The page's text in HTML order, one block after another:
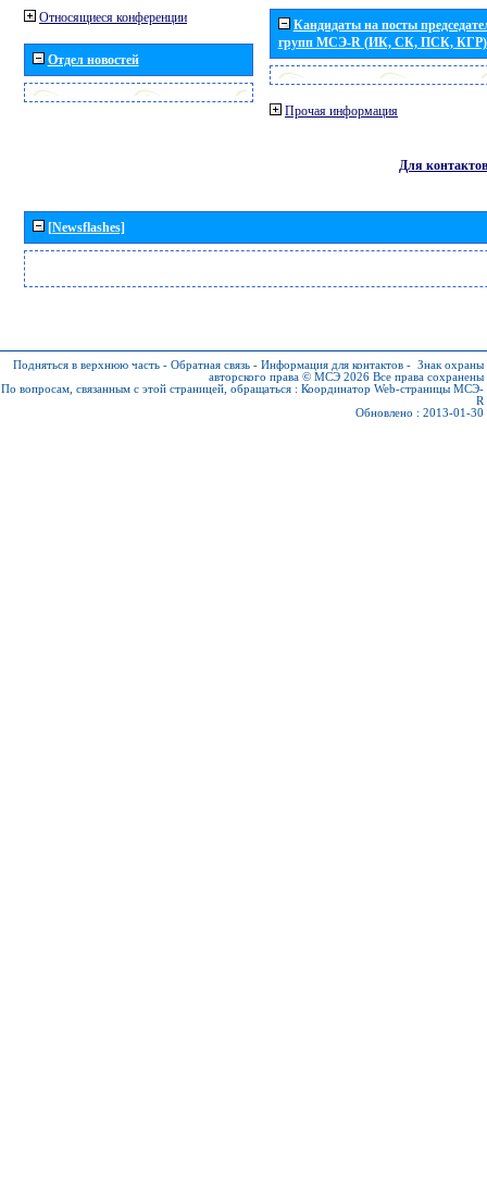
Относящиеся конференции
Отдел новостей
Кандидаты на посты
групп МСЭ-R (ИК, СК, ПСК, КГР)
Прочая информация
Для контактов
[Newsflashes]
Подняться в верхнюю часть - Обратная связь - Информация для контактов - Знак охраны
авторского права © МСЭ 2026 Все права сохранены
По вопросам, связанным с этой страницей, обращаться : Координатор Web-страницы МСЭ-
R
Обновлено : 2013-01-30